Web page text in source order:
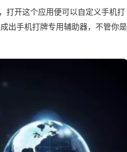
打开这个应用便可以自定义手机打
出手机打牌专用辅助器，不管你是